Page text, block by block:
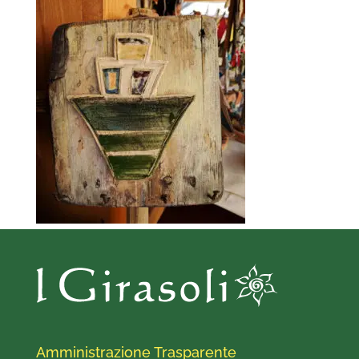
Amministrazione Trasparente